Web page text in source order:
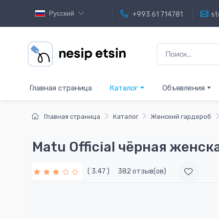
Русский +993 61 714781
Главная страница Каталог Объявления
Главная страница Каталог Женский гардероб
Matu Official чёрная
( 3.47 ) 382 отзыв(ов)